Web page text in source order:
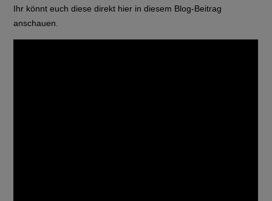
Ihr könnt euch diese direkt hier in diesem Blog-Beitrag
anschauen.